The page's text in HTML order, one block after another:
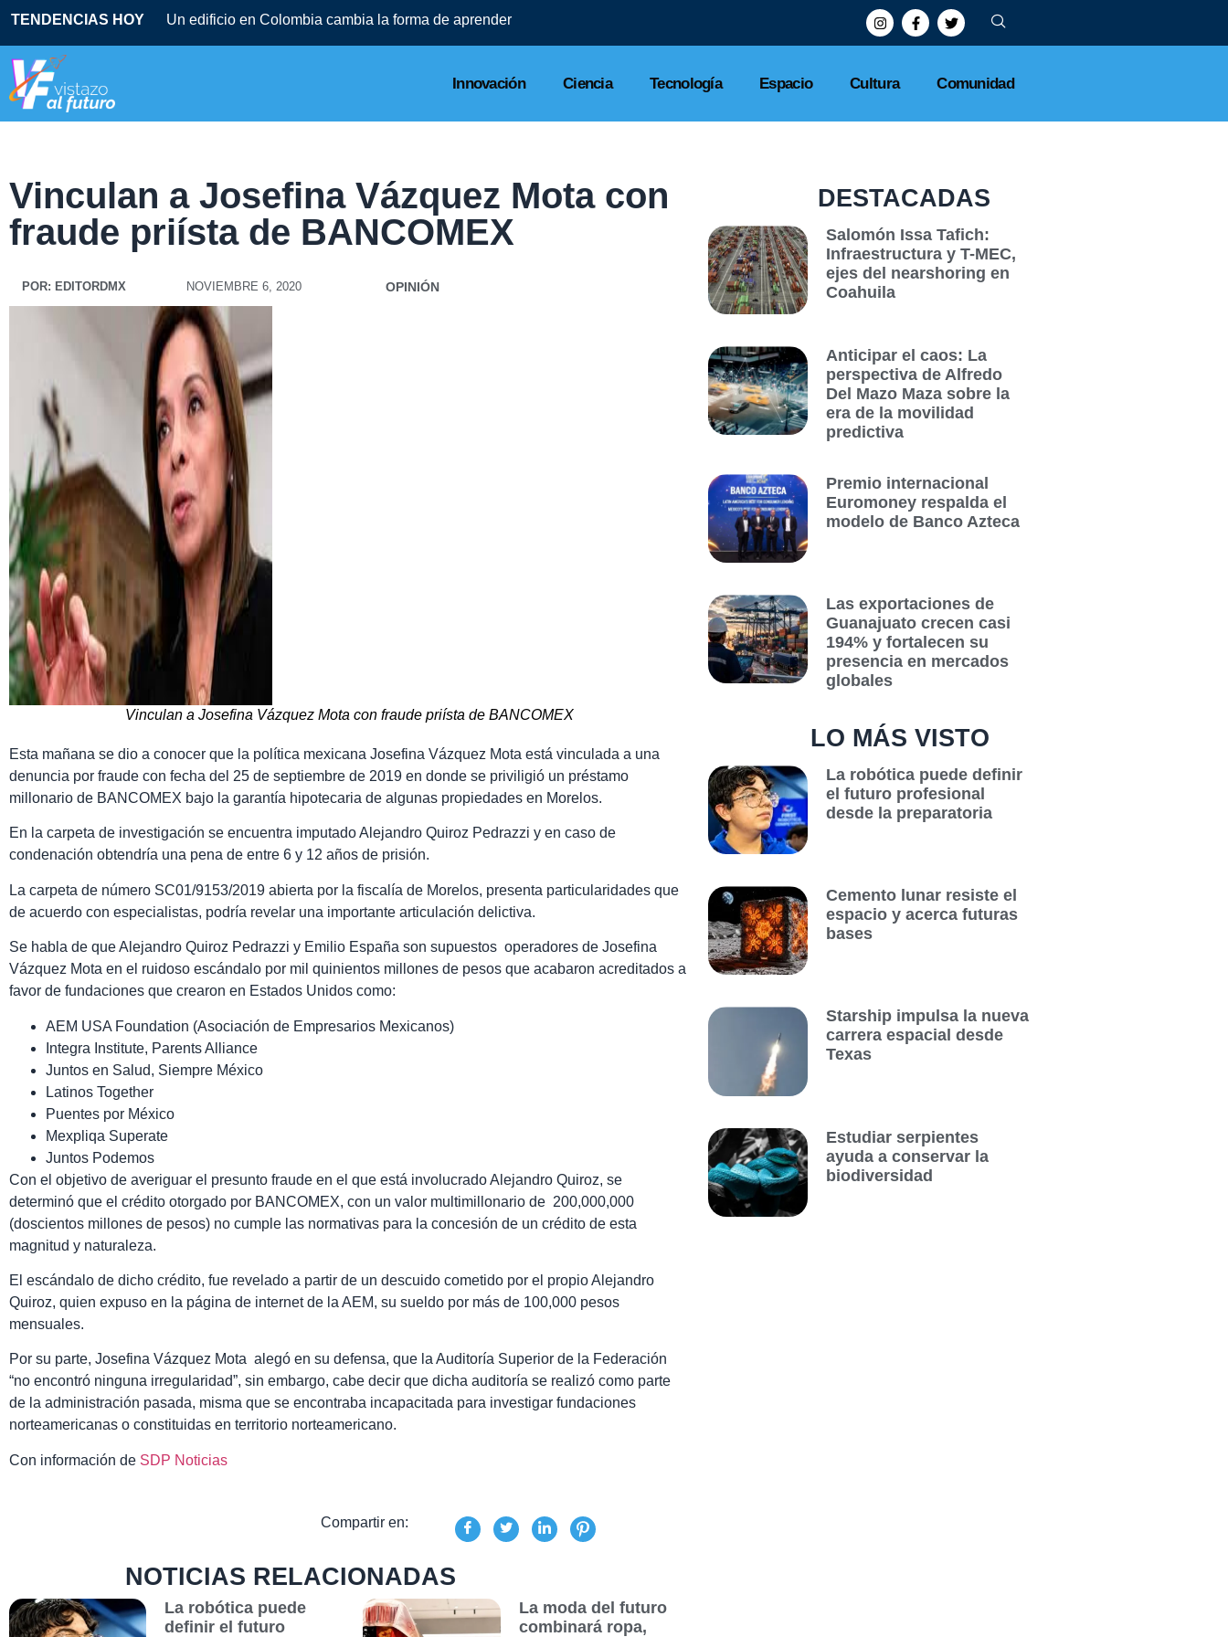
TENDENCIAS HOY Un edificio en Colombia cambia la forma de aprender
Innovación Ciencia Tecnología Espacio Cultura Comunidad
Vinculan a Josefina Vázquez Mota con
fraude priísta de BANCOMEX
POR: EDITORDMX NOVIEMBRE 6, 2020 OPINIÓN
Vinculan a Josefina Vázquez Mota con fraude priísta de BANCOMEX
Esta mañana se dio a conocer que la política mexicana Josefina Vázquez Mota está vinculada a una
denuncia por fraude con fecha del 25 de septiembre de 2019 en donde se priviligió un préstamo
millonario de BANCOMEX bajo la garantía hipotecaria de algunas propiedades en Morelos.
En la carpeta de investigación se encuentra imputado Alejandro Quiroz Pedrazzi y en caso de
condenación obtendría una pena de entre 6 y 12 años de prisión.
La carpeta de número SC01/9153/2019 abierta por la fiscalía de Morelos, presenta particularidades que
de acuerdo con especialistas, podría revelar una importante articulación delictiva.
Se habla de que Alejandro Quiroz Pedrazzi y Emilio España son supuestos operadores de Josefina
Vázquez Mota en el ruidoso escándalo por mil quinientos millones de pesos que acabaron acreditados a
favor de fundaciones que crearon en Estados Unidos como:
AEM USA Foundation (Asociación de Empresarios Mexicanos)
Integra Institute, Parents Alliance
Juntos en Salud, Siempre México
Latinos Together
Puentes por México
Mexpliqa Superate
Juntos Podemos
Con el objetivo de averiguar el presunto fraude en el que está involucrado Alejandro Quiroz, se
determinó que el crédito otorgado por BANCOMEX, con un valor multimillonario de 200,000,000
(doscientos millones de pesos) no cumple las normativas para la concesión de un crédito de esta
magnitud y naturaleza.
El escándalo de dicho crédito, fue revelado a partir de un descuido cometido por el propio Alejandro
Quiroz, quien expuso en la página de internet de la AEM, su sueldo por más de 100,000 pesos
mensuales.
Por su parte, Josefina Vázquez Mota alegó en su defensa, que la Auditoría Superior de la Federación
“no encontró ninguna irregularidad”, sin embargo, cabe decir que dicha auditoría se realizó como parte
de la administración pasada, misma que se encontraba incapacitada para investigar fundaciones
norteamericanas o constituidas en territorio norteamericano.
Con información de SDP Noticias
Compartir en:
NOTICIAS RELACIONADAS
La robótica puede
definir el futuro
La moda del futuro
combinará ropa,
DESTACADAS
Salomón Issa Tafich:
Infraestructura y T-MEC,
ejes del nearshoring en
Coahuila
Anticipar el caos: La
perspectiva de Alfredo
Del Mazo Maza sobre la
era de la movilidad
predictiva
Premio internacional
Euromoney respalda el
modelo de Banco Azteca
Las exportaciones de
Guanajuato crecen casi
194% y fortalecen su
presencia en mercados
globales
LO MÁS VISTO
La robótica puede definir
el futuro profesional
desde la preparatoria
Cemento lunar resiste el
espacio y acerca futuras
bases
Starship impulsa la nueva
carrera espacial desde
Texas
Estudiar serpientes
ayuda a conservar la
biodiversidad